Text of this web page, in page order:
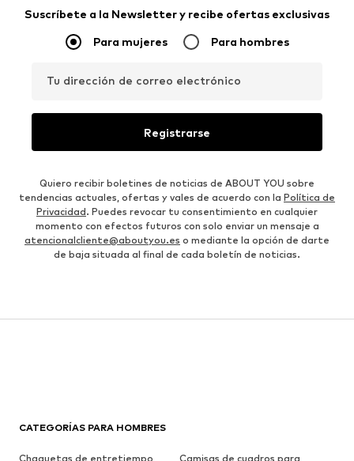
Suscríbete a la Newsletter y recibe ofertas exclusivas
Para mujeres Para hombres
Tu dirección de correo electrónico
Registrarse
Quiero recibir boletines de noticias de ABOUT YOU sobre
tendencias actuales, ofertas y vales de acuerdo con la Política de
Privacidad. Puedes revocar tu consentimiento en cualquier
momento con efectos futuros con solo enviar un mensaje a
atencionalcliente@aboutyou.es o mediante la opción de darte
de baja situada al final de cada boletín de noticias.
CATEGORÍAS PARA HOMBRES
Chaquetas de entretiempo Camisas de cuadros para